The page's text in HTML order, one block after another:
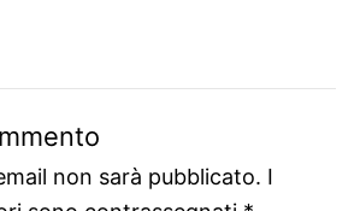
non sarà pubblicato. I